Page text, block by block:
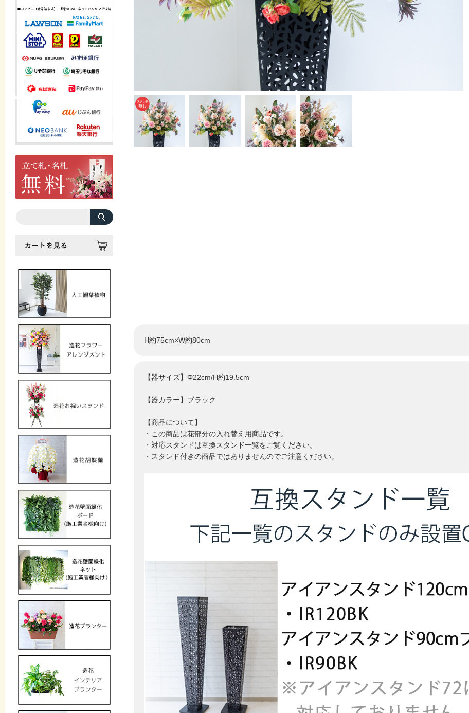
H約75cm×W約80cm
【器サイズ】Φ22cm/H約19.5cm
【器カラー】ブラック
【商品について】
・この商品は花部分の入れ替え用商品です。
・対応スタンドは互換スタンド一覧をご覧ください。
・スタンド付きの商品ではありませんのでご注意ください。